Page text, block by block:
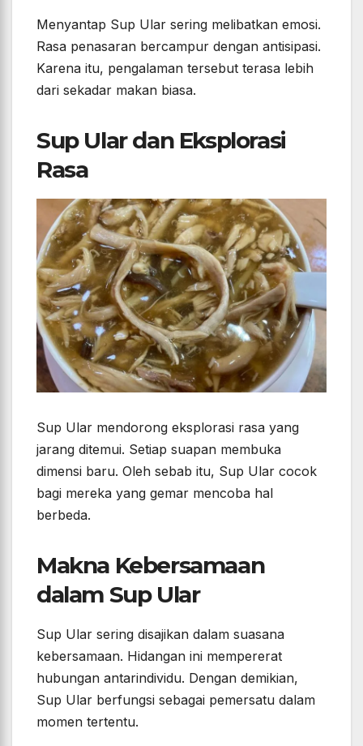
Menyantap Sup Ular sering melibatkan emosi.
Rasa penasaran bercampur dengan antisipasi.
Karena itu, pengalaman tersebut terasa lebih
dari sekadar makan biasa.
Sup Ular dan Eksplorasi
Rasa
Sup Ular mendorong eksplorasi rasa yang
jarang ditemui. Setiap suapan membuka
dimensi baru. Oleh sebab itu, Sup Ular cocok
bagi mereka yang gemar mencoba hal
berbeda.
Makna Kebersamaan
dalam Sup Ular
Sup Ular sering disajikan dalam suasana
kebersamaan. Hidangan ini mempererat
hubungan antarindividu. Dengan demikian,
Sup Ular berfungsi sebagai pemersatu dalam
momen tertentu.